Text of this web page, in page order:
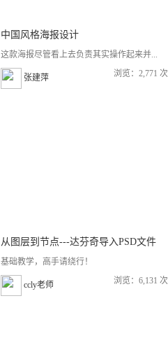
中国风格海报设计
这款海报尽管看上去负责其实操作起来并...
张建萍 浏览：2,771 次
从图层到节点---达芬奇导入PSD文件
基础教学，高手请绕行！
ccly老师 浏览：6,131 次